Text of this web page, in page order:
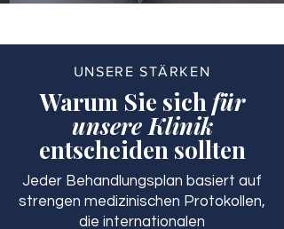
UNSERE STÄRKEN
Warum Sie sichfür
unsere Klinik
entscheiden sollten
Jeder Behandlungsplan basiert auf
strengen medizinischen Protokollen,
die internationalen